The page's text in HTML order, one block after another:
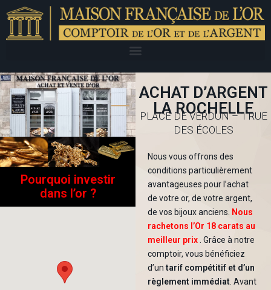
Pourquoi investir
dans l’or ?
ACHAT D’ARGENT
LA ROCHELLE
PLACE DE VERDUN – 1 RUE
DES ÉCOLES
Nous vous offrons des
conditions particulièrement
avantageuses pour l’achat
de votre or, de votre argent,
de vos bijoux anciens. Nous
rachetons l’Or 18 carats au
meilleur prix. Grâce à notre
comptoir, vous bénéficiez
d’untarif compétitif et d’un
règlement immédiat. Avant